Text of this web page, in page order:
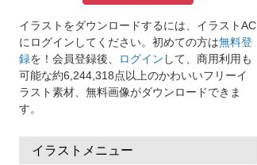
イラストをダウンロードするには、イラストAC
にログインしてください。初めての方は無料登
録を！会員登録後、 ログイン して、商用利用も
可能な約6,244,318点以上のかわいいフリーイ
ラスト素材、無料画像がダウンロードできま
す。
イラストメニュー